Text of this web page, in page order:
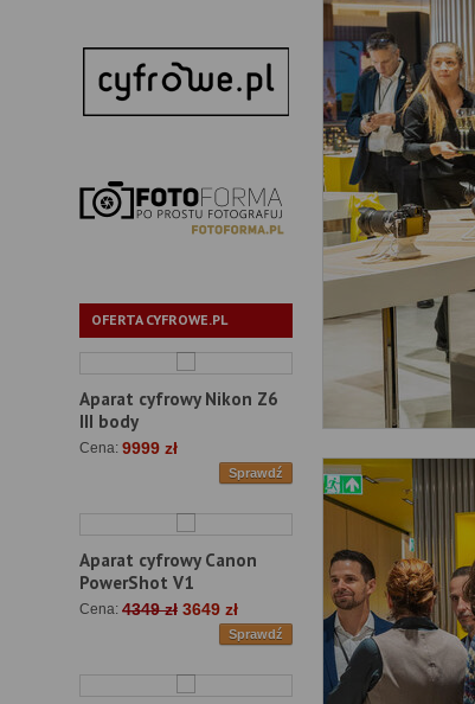
OFERTA CYFROWE.PL
Aparat cyfrowy Nikon Z6
III body
Cena: 9999 zł
Sprawdź
Aparat cyfrowy Canon
PowerShot V1
Cena: 4349 zł 3649 zł
Sprawdź